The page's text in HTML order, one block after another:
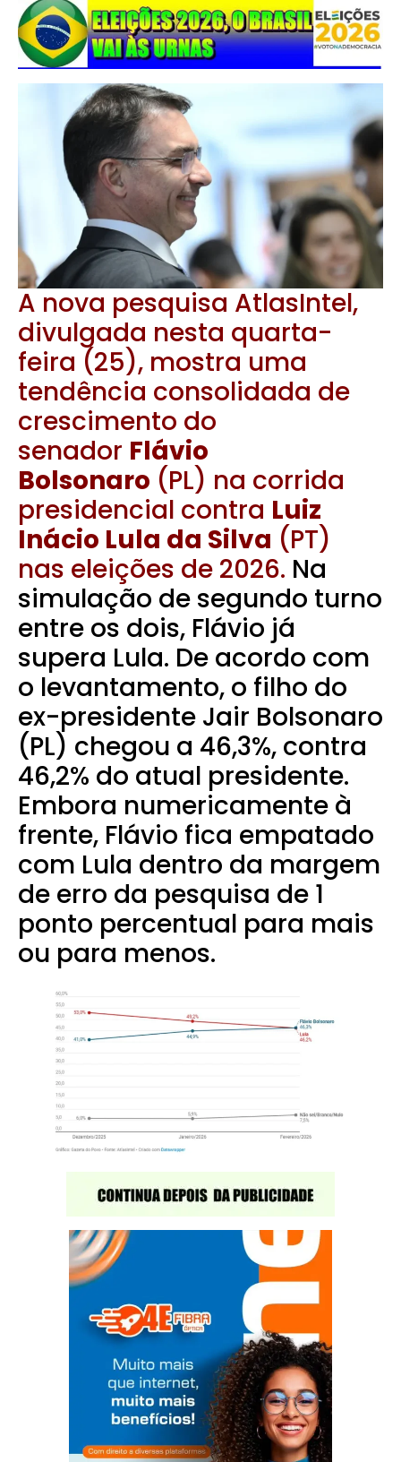
A nova pesquisa AtlasIntel,
divulgada nesta quarta-
feira (25), mostra uma
tendência consolidada de
crescimento do
senador Flávio
Bolsonaro (PL) na corrida
presidencial contra Luiz
Inácio Lula da Silva (PT)
nas eleições de 2026. Na
simulação de segundo turno
entre os dois, Flávio já
supera Lula. De acordo com
o levantamento, o filho do
ex-presidente Jair Bolsonaro
(PL) chegou a 46,3%, contra
46,2% do atual presidente.
Embora numericamente à
frente, Flávio fica empatado
com Lula dentro da margem
de erro da pesquisa de 1
ponto percentual para mais
ou para menos.